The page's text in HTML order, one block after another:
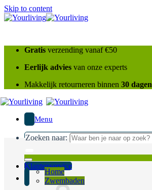
Skip to content
Gratis verzending vanaf €50
Eerlijk advies van onze experts
Makkelijk retourneren binnen 30 dagen
Menu
Zoeken naar:
Klantenservice
Home
Zwembaden